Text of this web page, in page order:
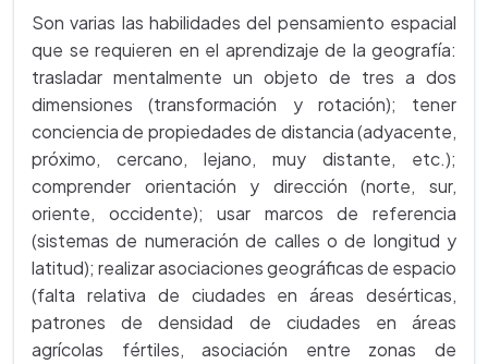
Son varias las habilidades del pensamiento espacial
que se requieren en el aprendizaje de la geografía:
trasladar mentalmente un objeto de tres a dos
dimensiones (transformación y rotación); tener
conciencia de propiedades de distancia (adyacente,
próximo, cercano, lejano, muy distante, etc.);
comprender orientación y dirección (norte, sur,
oriente, occidente); usar marcos de referencia
(sistemas de numeración de calles o de longitud y
latitud); realizar asociaciones geográficas de espacio
(falta relativa de ciudades en áreas desérticas,
patrones de densidad de ciudades en áreas
agrícolas fértiles, asociación entre zonas de